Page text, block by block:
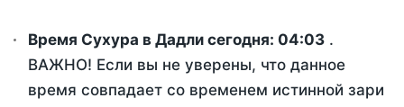
Время Сухура в Дадли сегодня: 04:03 .
ВАЖНО! Если вы не уверены, что данное
время совпадает со временем истинной зари